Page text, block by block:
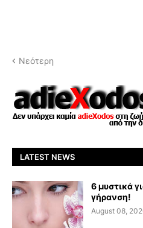
Νεότερη
LATEST NEWS
6 μυστικά
γήρανση!
August 08,